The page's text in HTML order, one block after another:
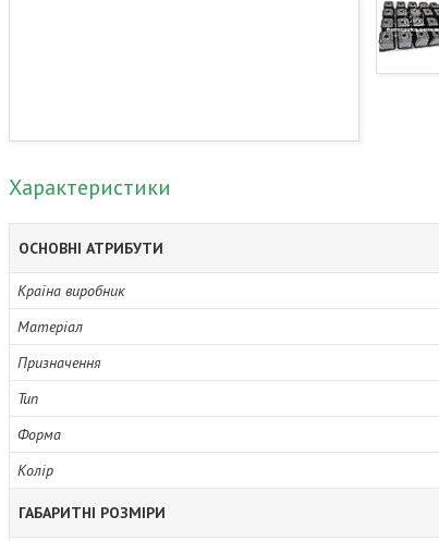
Характеристики
ОСНОВНІ АТРИБУТИ
Країна виробник
Матеріал
Призначення
Тип
Форма
Колір
ГАБАРИТНІ РОЗМІРИ